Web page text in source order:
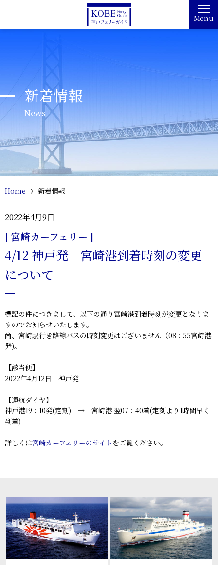
Menu
新着情報
News
Home 新着情報
2022年4月9日
[ 宮崎カーフェリー ]
4/12 神戸発 宮崎港到着時刻の変更
について
標記の件につきまして、以下の通り宮崎港到着時刻が変更となりま
すのでお知らせいたします。
尚、宮崎駅行き路線バスの時刻変更はございません（08：55宮崎港
発)。
【該当便】
2022年4月12日 神戸発
【運航ダイヤ】
神戸港19：10発(定刻) → 宮崎港 翌07：40着(定刻より1時間早く
到着)
詳しくは宮崎カーフェリーのサイト をご覧ください。